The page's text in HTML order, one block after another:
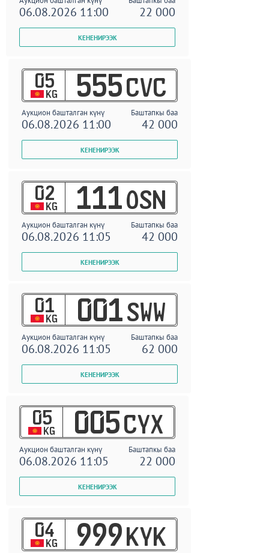
06.08.2026 11:00 22 000
05
KG 555 CVC
Аукцион башталган күнү Баштапкы баа
06.08.2026 11:00 42 000
02
KG 111 OSN
Аукцион башталган күнү Баштапкы баа
06.08.2026 11:05 42 000
01
KG 001 SWW
Аукцион башталган күнү Баштапкы баа
06.08.2026 11:05 62 000
05
KG 005 CYX
Аукцион башталган күнү Баштапкы баа
06.08.2026 11:05 22 000
04
KG 999 KYK